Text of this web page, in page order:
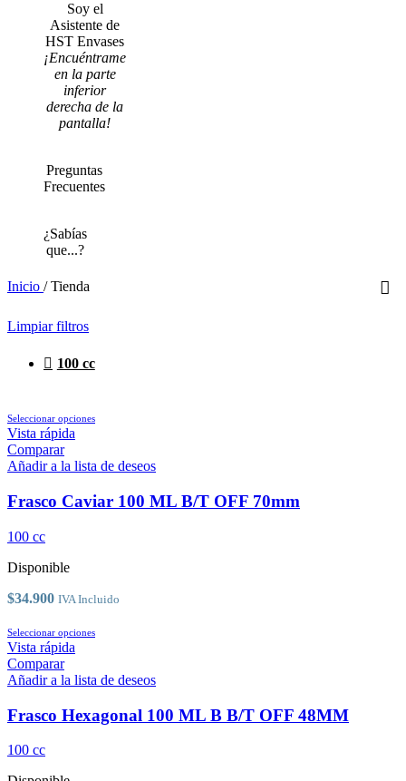
Soy el
Asistente de
HST Envases
¡Encuéntrame
en la parte
inferior
derecha de la
pantalla!
Preguntas
Frecuentes
¿Sabías
que...?
Inicio / Tienda
Limpiar filtros
100 cc
Seleccionar opcionesEste
múltiples
Las
opciones
la
de
Vista rápida
Comparar
Añadir a la lista de deseos
Frasco Caviar 100 ML B/T OFF 70mm
100 cc
Disponible
$34.900 IVA Incluido
Seleccionar opcionesEste
múltiples
Las
opciones
Vista rápida
Comparar
Añadir a la lista de deseos
Frasco Hexagonal 100 ML B B/T OFF 48MM
100 cc